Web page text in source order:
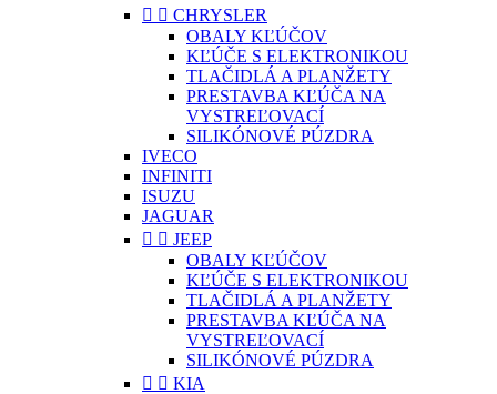
  CHRYSLER
OBALY KĽÚČOV
KĽÚČE S ELEKTRONIKOU
TLAČIDLÁ A PLANŽETY
PRESTAVBA KĽÚČA NA
VYSTREĽOVACÍ
SILIKÓNOVÉ PÚZDRA
IVECO
INFINITI
ISUZU
JAGUAR
  JEEP
OBALY KĽÚČOV
KĽÚČE S ELEKTRONIKOU
TLAČIDLÁ A PLANŽETY
PRESTAVBA KĽÚČA NA
VYSTREĽOVACÍ
SILIKÓNOVÉ PÚZDRA
  KIA